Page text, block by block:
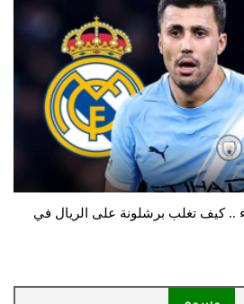
.. كيف تغلب برشلونة على الريال في